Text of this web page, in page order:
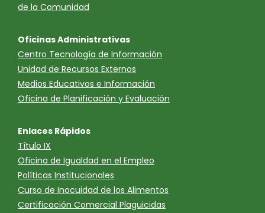
de la Comunidad
Oficinas Administrativas
Centro Tecnología de Información
Unidad de Recursos Externos
Medios Educativos e Información
Oficina de Planificación y Evaluación
Enlaces Rápidos
Título IX
Oficina de Igualdad en el Empleo
Políticas Institucionales
Curso de Inocuidad de los Alimentos
Certificación Comercial Plaguicidas